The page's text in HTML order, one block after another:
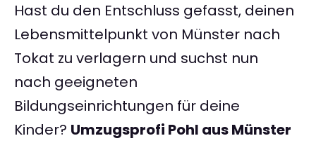
Hast du den Entschluss gefasst, deinen
Lebensmittelpunkt von Münster nach
Tokat zu verlagern und suchst nun
nach geeigneten
Bildungseinrichtungen für deine
Kinder? Umzugsprofi Pohl aus Münster